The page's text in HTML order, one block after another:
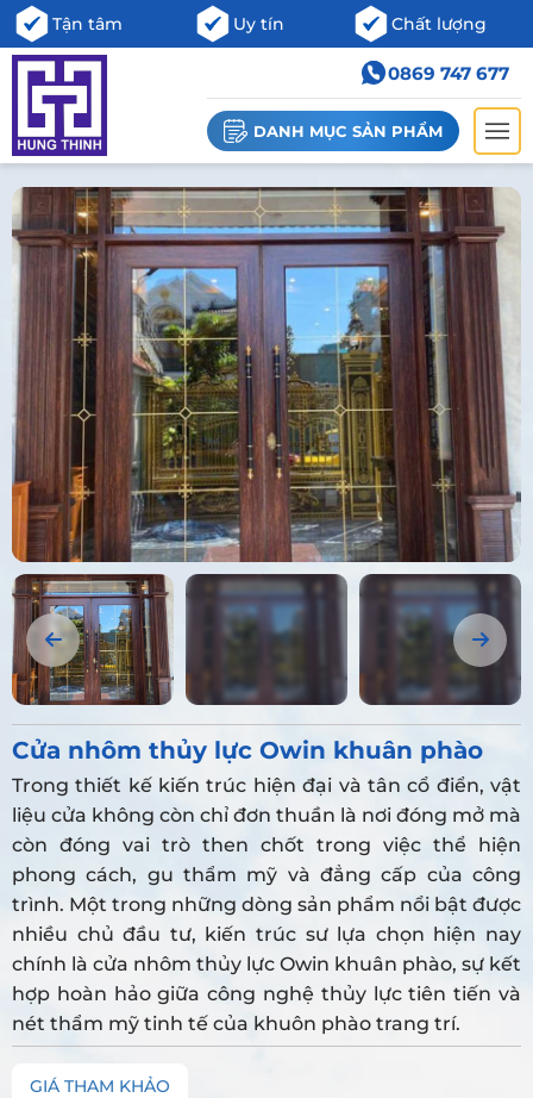
Tận tâm Uy tín Chất lượng
0869 747 677
DANH MỤC SẢN PHẨM
Cửa nhôm thủy lực Owin khuân phào
Trong thiết kế kiến trúc hiện đại và tân cổ điển, vật
liệu cửa không còn chỉ đơn thuần là nơi đóng mở mà
còn đóng vai trò then chốt trong việc thể hiện
phong cách, gu thẩm mỹ và đẳng cấp của công
trình. Một trong những dòng sản phẩm nổi bật được
nhiều chủ đầu tư, kiến trúc sư lựa chọn hiện nay
chính là cửa nhôm thủy lực Owin khuân phào, sự kết
hợp hoàn hảo giữa công nghệ thủy lực tiên tiến và
nét thẩm mỹ tinh tế của khuôn phào trang trí.
GIÁ THAM KHẢO